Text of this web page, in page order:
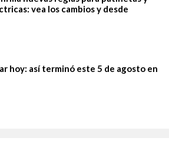
vea los cambios y desde
hoy: así terminó este 5 de agosto en